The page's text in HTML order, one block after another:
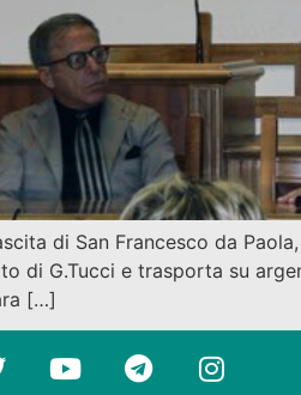
di San Francesco da
di G.Tucci e trasporta su
[…]